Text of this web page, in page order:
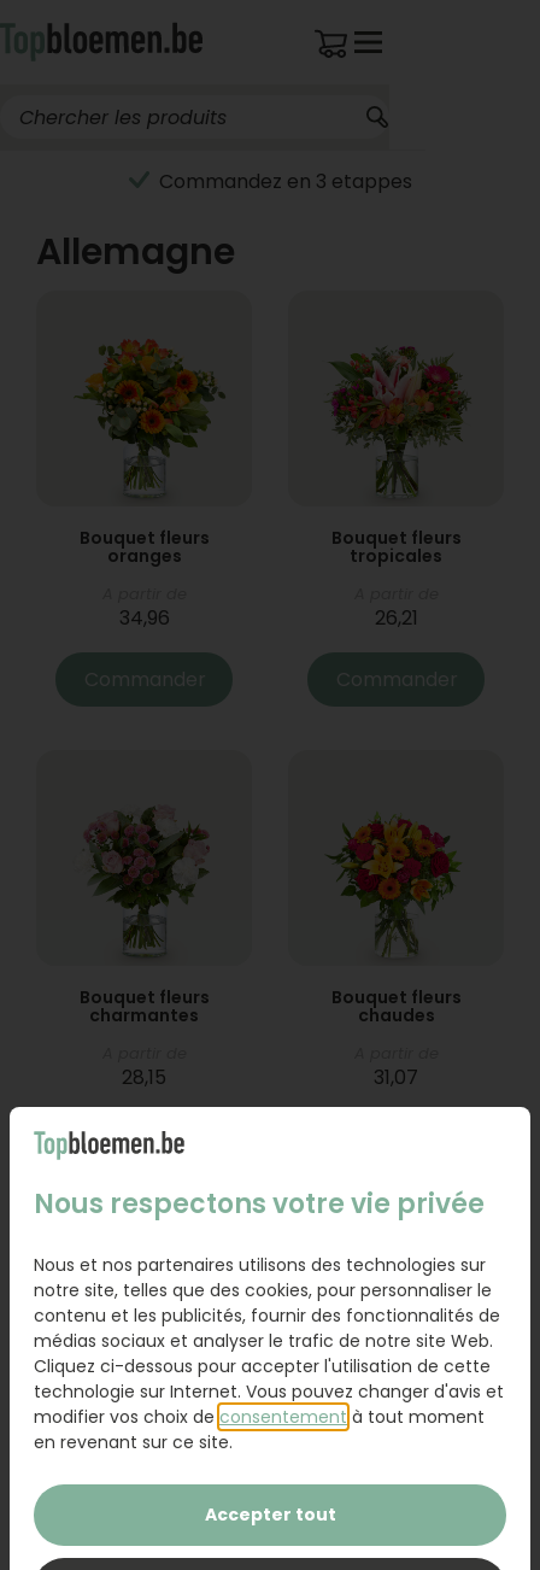
Commandez en 3 etappes
Allemagne
Bouquet fleurs
oranges
34,96
Commander
Bouquet fleurs
tropicales
26,21
Commander
Bouquet fleurs
charmantes
28,15
Commander
Bouquet fleurs
chaudes
31,07
Nous respectons votre vie privée
Nous et nos partenaires utilisons des technologies sur
notre site, telles que des cookies, pour personnaliser le
contenu et les publicités, fournir des fonctionnalités de
médias sociaux et analyser le trafic de notre site Web.
Cliquez ci-dessous pour accepter l'utilisation de cette
technologie sur Internet. Vous pouvez changer d'avis et
modifier vos choix de consentement à tout moment
en revenant sur ce site.
Accepter tout